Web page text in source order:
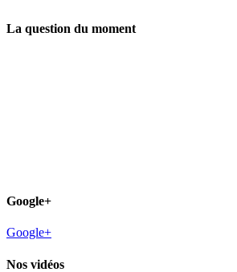
La question du moment
Google+
Google+
Nos vidéos